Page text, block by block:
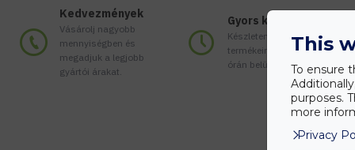
Kedvezmények
Vásárolj nagyobb
mennyiségben és
megadjuk a legjobb
gyártói árakat.
Gyors kiszállítás
Készleten lévő
termékeinket akár 24
órán belül megkaphatod!
This
To ensure
purposes.
more
Privacy